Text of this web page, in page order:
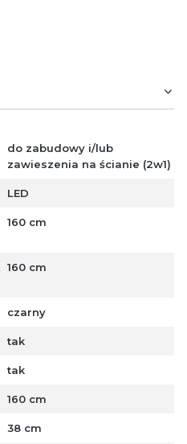
do zabudowy i/lub
zawieszenia na ścianie (2w1)
LED
160 cm
160 cm
czarny
tak
tak
160 cm
38 cm